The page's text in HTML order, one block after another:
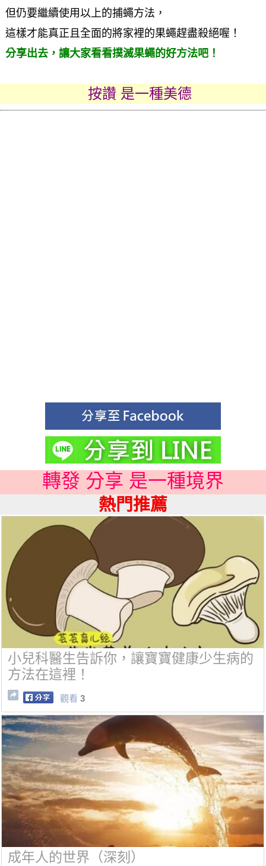
但仍要繼續使用以上的捕蠅方法，
這樣才能真正且全面的將家裡的果蠅趕盡殺絕喔！
分享出去，讓大家看看撲滅果蠅的好方法吧！
按讚 是一種美德
轉發 分享 是一種境界
熱門推薦
小兒科醫生告訴你，讓寶寶健康少生病的
方法在這裡！
觀看 3
成年人的世界（深刻）